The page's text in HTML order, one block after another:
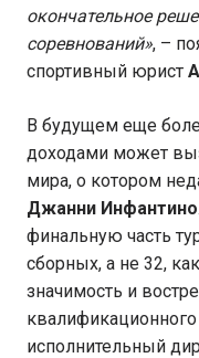
окончательное
соревнований», –
спортивный юрист
В будущем еще
доходами может
мира, о котором
Джанни Инфантино
финальную часть
сборных, а не 32,
значимость и
квалификационного
исполнительный